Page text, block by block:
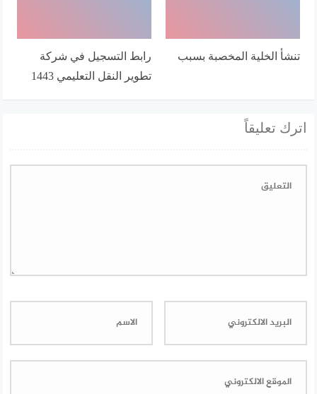
تنشأ الخلية المخصبة بسبب
رابط التسجيل في شركة
تطوير النقل التعليمي 1443
اترك تعليقاً